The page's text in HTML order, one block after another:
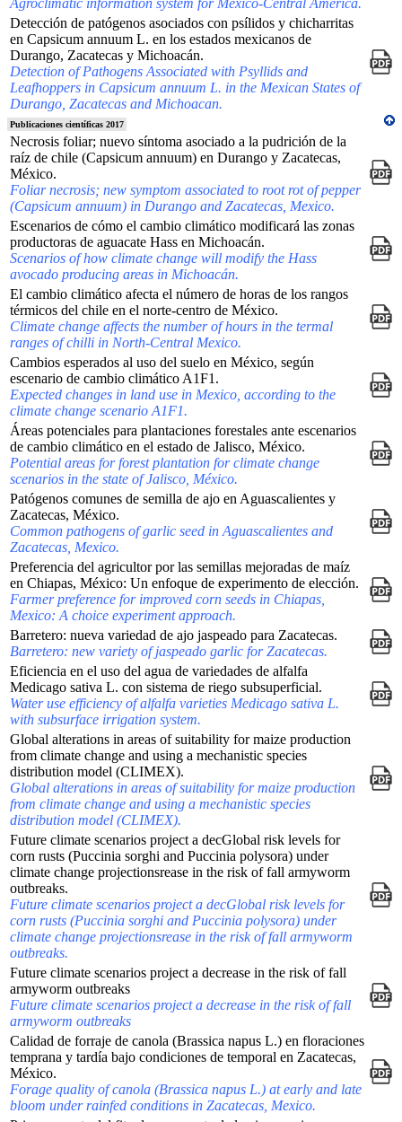
Agroclimatic information system for Mexico-Central America.
Detección de patógenos asociados con psílidos y chicharritas
en Capsicum annuum L. en los estados mexicanos de
Durango, Zacatecas y Michoacán.
Detection of Pathogens Associated with Psyllids and
Leafhoppers in Capsicum annuum L. in the Mexican States of
Durango, Zacatecas and Michoacan.
Publicaciones científicas 2017
Necrosis foliar; nuevo síntoma asociado a la pudrición de la
raíz de chile (Capsicum annuum) en Durango y Zacatecas,
México.
Foliar necrosis; new symptom associated to root rot of pepper
(Capsicum annuum) in Durango and Zacatecas, Mexico.
Escenarios de cómo el cambio climático modificará las zonas
productoras de aguacate Hass en Michoacán.
Scenarios of how climate change will modify the Hass
avocado producing areas in Michoacán.
El cambio climático afecta el número de horas de los rangos
térmicos del chile en el norte-centro de México.
Climate change affects the number of hours in the termal
ranges of chilli in North-Central Mexico.
Cambios esperados al uso del suelo en México, según
escenario de cambio climático A1F1.
Expected changes in land use in Mexico, according to the
climate change scenario A1F1.
Áreas potenciales para plantaciones forestales ante escenarios
de cambio climático en el estado de Jalisco, México.
Potential areas for forest plantation for climate change
scenarios in the state of Jalisco, México.
Patógenos comunes de semilla de ajo en Aguascalientes y
Zacatecas, México.
Common pathogens of garlic seed in Aguascalientes and
Zacatecas, Mexico.
Preferencia del agricultor por las semillas mejoradas de maíz
en Chiapas, México: Un enfoque de experimento de elección.
Farmer preference for improved corn seeds in Chiapas,
Mexico: A choice experiment approach.
Barretero: nueva variedad de ajo jaspeado para Zacatecas.
Barretero: new variety of jaspeado garlic for Zacatecas.
Eficiencia en el uso del agua de variedades de alfalfa
Medicago sativa L. con sistema de riego subsuperficial.
Water use efficiency of alfalfa varieties Medicago sativa L.
with subsurface irrigation system.
Global alterations in areas of suitability for maize production
from climate change and using a mechanistic species
distribution model (CLIMEX).
Global alterations in areas of suitability for maize production
from climate change and using a mechanistic species
distribution model (CLIMEX).
Future climate scenarios project a decGlobal risk levels for
corn rusts (Puccinia sorghi and Puccinia polysora) under
climate change projectionsrease in the risk of fall armyworm
outbreaks.
Future climate scenarios project a decGlobal risk levels for
corn rusts (Puccinia sorghi and Puccinia polysora) under
climate change projectionsrease in the risk of fall armyworm
outbreaks.
Future climate scenarios project a decrease in the risk of fall
armyworm outbreaks
Future climate scenarios project a decrease in the risk of fall
armyworm outbreaks
Calidad de forraje de canola (Brassica napus L.) en floraciones
temprana y tardía bajo condiciones de temporal en Zacatecas,
México.
Forage quality of canola (Brassica napus L.) at early and late
bloom under rainfed conditions in Zacatecas, Mexico.